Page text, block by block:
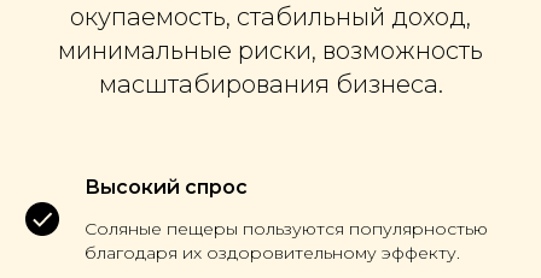
окупаемость, стабильный доход,
минимальные риски, возможность
масштабирования бизнеса.
Высокий спрос
Соляные пещеры пользуются популярностью
благодаря их оздоровительному эффекту.